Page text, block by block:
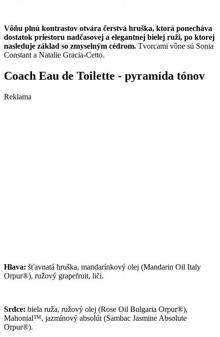
Vôňu plnú kontrastov otvára čerstvá hruška, ktorá ponecháva
dostatok priestoru nadčasovej a elegantnej bielej ruži, po ktorej
nasleduje základ so zmyselným cédrom. Tvorcami vône sú Sonia
Constant a Natalie Gracia-Cetto.
Coach Eau de Toilette - pyramída tónov
Reklama
Hlava: šťavnatá hruška, mandarínkový olej (Mandarin Oil Italy
Orpur®), ružový grapefruit, liči.
Srdce: biela ruža, ružový olej (Rose Oil Bulgaria Orpur®),
Mahonial™, jazmínový absolút (Sambac Jasmine Absolute
Orpur®).